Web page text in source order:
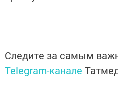
Следите за самым
Telegram-канале